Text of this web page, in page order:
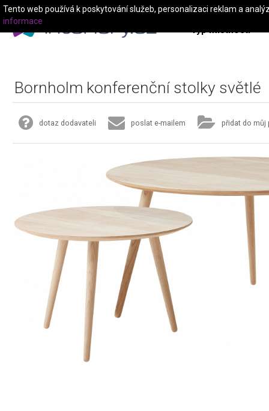
Typ místnosti
Bornholm konferenční stolky světlé
dotaz dodavateli poslat e-mailem přidat do můj
Tento web používá k poskytování služeb, personalizaci reklam a
informace